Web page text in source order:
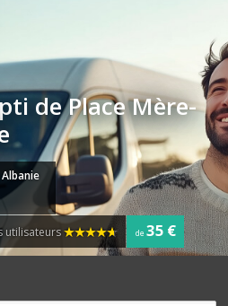
de Place Mère-
utilisateurs de 35 €